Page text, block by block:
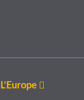
L'Europe 